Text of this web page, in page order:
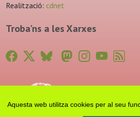
Aquesta web utilitza cookies per al seu
Realització: cdnet
Troba'ns a les Xarxes